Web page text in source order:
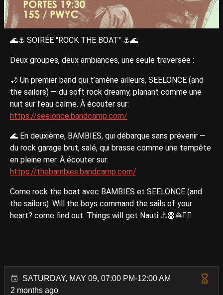
🌊⚓️ SOIRÉE "ROCK THE BOAT" ⚓️🌊
Deux groupes, deux ambiances, une seule traversée :
🌙 Un premier band qui t’amène ailleurs, SEELONCE (and
the sailors) — du soft rock dreamy, planant comme une
nuit sur l’eau calme. À écouter sur:
https://seelonce.bandcamp.com/
🌊 En deuxième, BAMBIES, qui débarque sans prévenir —
du rock garage brut, salé, qui brasse comme une tempête
en pleine mer. À écouter sur:
https://thebambies.bandcamp.com/
Come rock the boat avec BAMBIES et SEELONCE (and
the sailors). Will the boys command the sails of your
heart? come find out. Things will get Nauti ⚓🛟⛵🏴‍☠️
SATURDAY, MAY 09, 07:00 PM-12:00 AM
2 months ago